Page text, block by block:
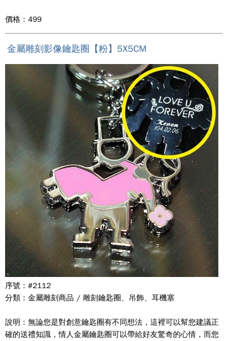
價格 : 499
金屬雕刻影像鑰匙圈【粉】5X5CM
序號 : #2112
分類 : 金屬雕刻商品 / 雕刻鑰匙圈、吊飾、耳機塞
說明 : 無論您是對創意鑰匙圈有不同想法，這裡可以幫您建議正
確的送禮知識，情人金屬鑰匙圈可以帶給好友驚奇的心情，而您